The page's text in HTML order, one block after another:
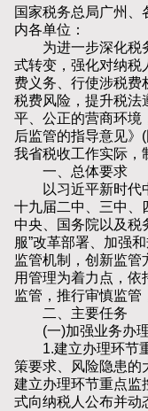
国家税务总局广州、
内各单位：
为进一步深化税务
式转变，强化对纳税
费义务、行使涉税费
税费风险，提升税法
平、公正的营商环境
后监管的指导意见》
我省税收工作实际，
一、总体要求
以习近平新时代中
十九届二中、三中、
中央、国务院以及税
服”改革部署、加强
监管机制，创新监管
用管理为着力点，依
监管，推行审慎监管
二、主要任务
(一)加强业务办
1.建立办理环节重
策要求、风险隐患的
建立办理环节重点监
式向纳税人公布并动